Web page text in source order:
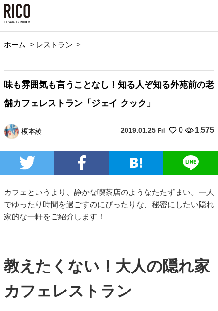
ホーム > レストラン >
味も雰囲気も言うことなし！知る人ぞ知る外苑前の老
舗カフェレストラン「ジェイ クック」
榎本綾 2019.01.25 Fri 0 1,575
カフェというより、静かな喫茶店のようなたたずまい。一人
でゆったり時間を過ごすのにぴったりな、秘密にしたい隠れ
家的な一軒をご紹介します！
教えたくない！大人の隠れ家
カフェレストラン